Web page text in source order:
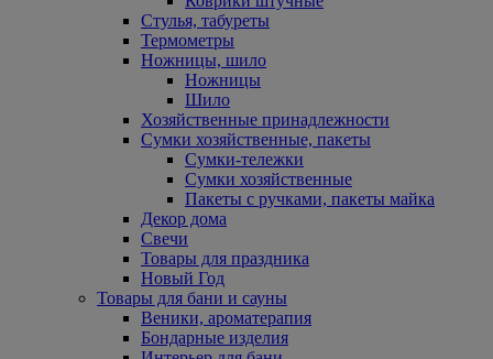
Стулья, табуреты
Термометры
Ножницы, шило
Ножницы
Шило
Хозяйственные принадлежности
Сумки хозяйственные, пакеты
Сумки-тележки
Сумки хозяйственные
Пакеты с ручками, пакеты майка
Декор дома
Свечи
Товары для праздника
Новый Год
Товары для бани и сауны
Веники, ароматерапия
Бондарные изделия